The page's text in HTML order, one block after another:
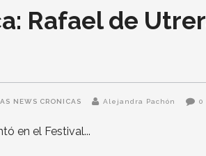
Rafael de
NEWS CRONICAS Alejandra Pachón 0
en el Festival